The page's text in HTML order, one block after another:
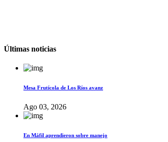
Últimas noticias
Mesa Frutícola de Los Ríos avanz
Ago 03, 2026
En Máfil aprendieron sobre manejo